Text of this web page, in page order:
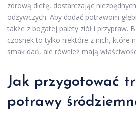
zdrową dietę, dostarczając
odżywczych. Aby dodać potrawom
także z bogatej palety ziół i przypraw.
czosnek to tylko niektóre z nich, które
smak dań, ale również mają
Jak przygotować
potrawy